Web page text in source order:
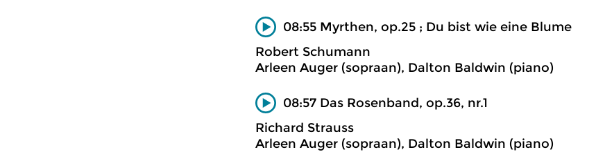
08:55 Myrthen, op.25 ; Du bist wie eine Blume
Robert Schumann
Arleen Auger (sopraan), Dalton Baldwin (piano)
08:57 Das Rosenband, op.36, nr.1
Richard Strauss
Arleen Auger (sopraan), Dalton Baldwin (piano)